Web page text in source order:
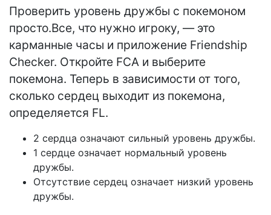
Проверить уровень дружбы с покемоном
просто.Все, что нужно игроку, — это
карманные часы и приложение Friendship
Checker. Откройте FCA и выберите
покемона. Теперь в зависимости от того,
сколько сердец выходит из покемона,
определяется FL.
2 сердца означают сильный уровень дружбы.
1 сердце означает нормальный уровень
дружбы.
Отсутствие сердец означает низкий уровень
дружбы.